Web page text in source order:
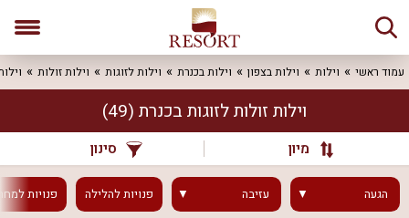
עמוד ראשי וילות וילות בצפון וילות בכנרת וילות לזוגות וילות זולות
וילות זולות לזוגות בכנרת (49)
מיון סינון
הגעה עזיבה פנויותלהלילה פנויות